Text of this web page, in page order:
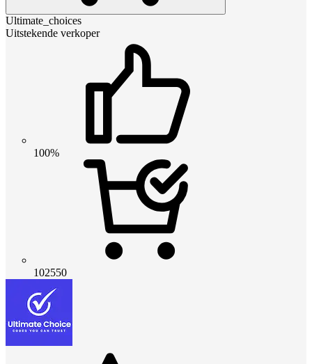
Ultimate_choices
Uitstekende verkoper
100%
102550